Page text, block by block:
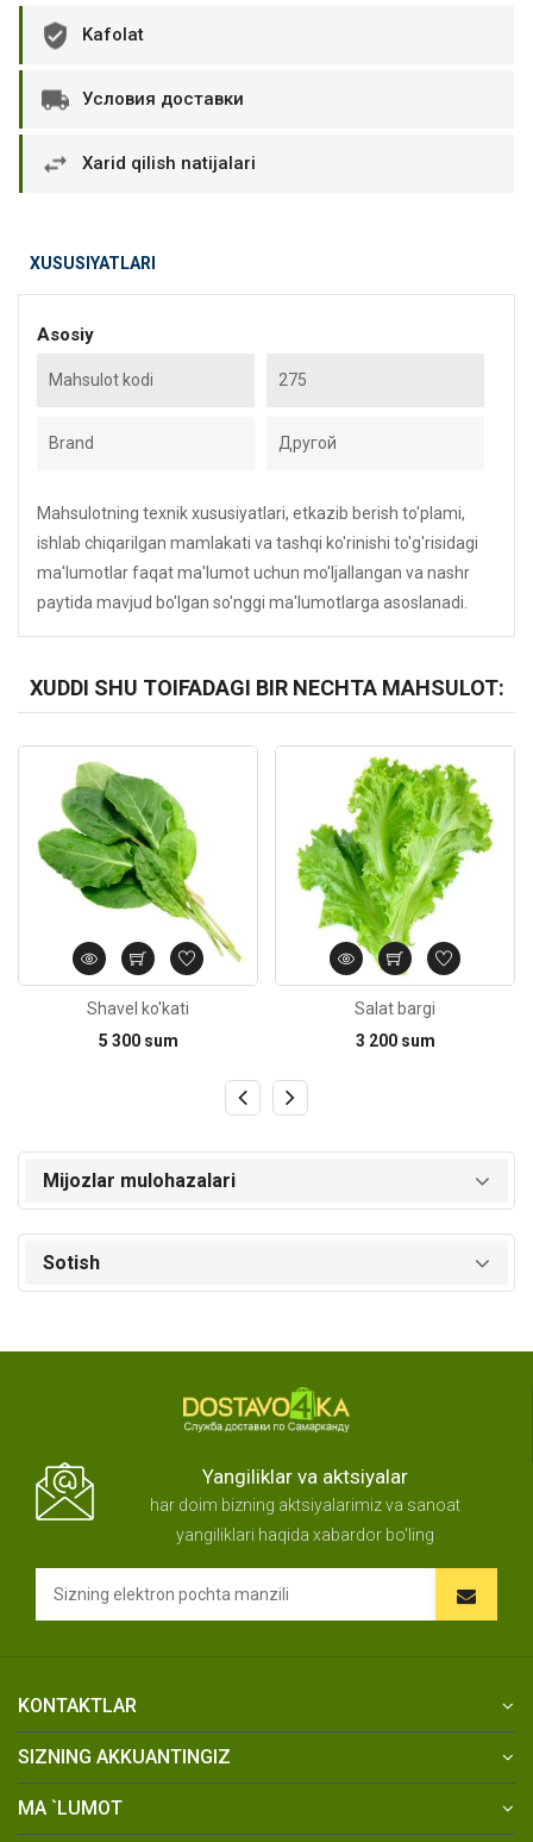
Kafolat
Условия доставки
Xarid qilish natijalari
XUSUSIYATLARI
Asosiy
Mahsulot kodi 275
Brand Другой
Mahsulotning texnik xususiyatlari, etkazib berish to'plami,
ishlab chiqarilgan mamlakati va tashqi ko'rinishi to'g'risidagi
ma'lumotlar faqat ma'lumot uchun mo'ljallangan va nashr
paytida mavjud bo'lgan so'nggi ma'lumotlarga asoslanadi.
XUDDI SHU TOIFADAGI BIR NECHTA MAHSULOT:
Shavel ko'kati
5 300 sum
Kod: 3169
Salat bargi
3 200 sum
Mijozlar mulohazalari
Sotish
Yangiliklar va aktsiyalar
har doim bizning aktsiyalarimiz va sanoat
yangiliklari haqida xabardor bo'ling
KONTAKTLAR
SIZNING AKKUANTINGIZ
MA `LUMOT